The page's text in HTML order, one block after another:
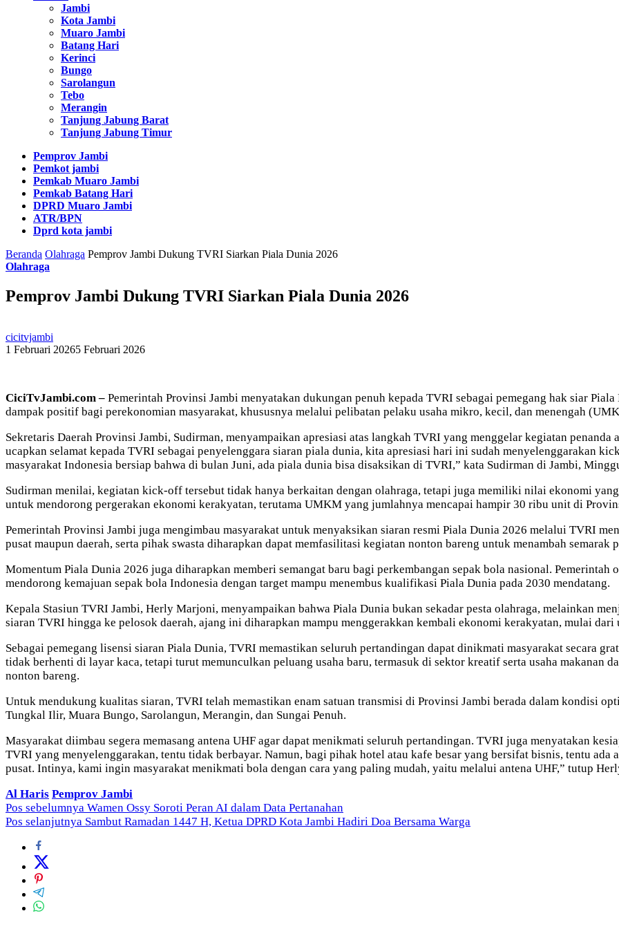
Jambi
Kota Jambi
Muaro Jambi
Batang Hari
Kerinci
Bungo
Sarolangun
Tebo
Merangin
Tanjung Jabung Barat
Tanjung Jabung Timur
Pemprov Jambi
Pemkot jambi
Pemkab Muaro Jambi
Pemkab Batang Hari
DPRD Muaro Jambi
ATR/BPN
Dprd kota jambi
Beranda Olahraga Pemprov Jambi Dukung TVRI Siarkan Piala Dunia 2026
Olahraga
Pemprov Jambi Dukung TVRI Siarkan Piala Dunia 2026
cicitvjambi
1 Februari 20265 Februari 2026
CiciTvJambi.com – Pemerintah Provinsi Jambi menyatakan dukungan penuh kepada TVRI sebagai pemegang hak siar
dampak positif bagi perekonomian masyarakat, khususnya melalui pelibatan pelaku usaha mikro, kecil, dan menengah
Sekretaris Daerah Provinsi Jambi, Sudirman, menyampaikan apresiasi atas langkah TVRI yang menggelar kegiatan
ucapkan selamat kepada TVRI sebagai penyelenggara siaran piala dunia, kita apresiasi hari ini sudah menyelenggarakan
masyarakat Indonesia bersiap bahwa di bulan Juni, ada piala dunia bisa disaksikan di TVRI,” kata Sudirman di Jambi,
Sudirman menilai, kegiatan kick-off tersebut tidak hanya berkaitan dengan olahraga, tetapi juga memiliki nilai ekonomi
untuk mendorong pergerakan ekonomi kerakyatan, terutama UMKM yang jumlahnya mencapai hampir 30 ribu unit di
Pemerintah Provinsi Jambi juga mengimbau masyarakat untuk menyaksikan siaran resmi Piala Dunia 2026 melalui TVRI
pusat maupun daerah, serta pihak swasta diharapkan dapat memfasilitasi kegiatan nonton bareng untuk menambah semarak
Momentum Piala Dunia 2026 juga diharapkan memberi semangat baru bagi perkembangan sepak bola nasional.
mendorong kemajuan sepak bola Indonesia dengan target mampu menembus kualifikasi Piala Dunia pada 2030 mendatang.
Kepala Stasiun TVRI Jambi, Herly Marjoni, menyampaikan bahwa Piala Dunia bukan sekadar pesta olahraga, melainkan
siaran TVRI hingga ke pelosok daerah, ajang ini diharapkan mampu menggerakkan kembali ekonomi kerakyatan, mulai
Sebagai pemegang lisensi siaran Piala Dunia, TVRI memastikan seluruh pertandingan dapat dinikmati masyarakat secara
tidak berhenti di layar kaca, tetapi turut memunculkan peluang usaha baru, termasuk di sektor kreatif serta usaha makanan
nonton bareng.
Untuk mendukung kualitas siaran, TVRI telah memastikan enam satuan transmisi di Provinsi Jambi berada dalam kondisi
Tungkal Ilir, Muara Bungo, Sarolangun, Merangin, dan Sungai Penuh.
Masyarakat diimbau segera memasang antena UHF agar dapat menikmati seluruh pertandingan. TVRI juga menyatakan
TVRI yang menyelenggarakan, tentu tidak berbayar. Namun, bagi pihak hotel atau kafe besar yang bersifat bisnis, tentu
pusat. Intinya, kami ingin masyarakat menikmati bola dengan cara yang paling mudah, yaitu melalui antena UHF,” tutup
Al Haris Pemprov Jambi
Navigasi
pos
Pos sebelumnya Wamen Ossy Soroti Peran AI dalam Data Pertanahan
Pos selanjutnya Sambut Ramadan 1447 H, Ketua DPRD Kota Jambi Hadiri Doa Bersama Warga